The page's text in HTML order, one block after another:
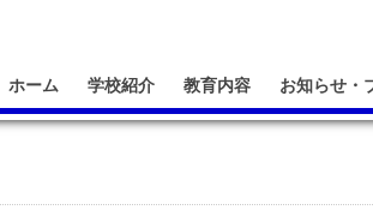
ホーム 学校紹介 教育内容 お知らせ・